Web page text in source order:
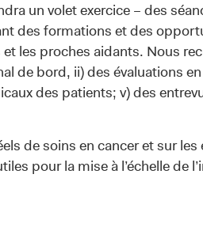
un volet exercice – des
des formations et des
les proches aidants. Nous
de bord, ii) des évaluations
des patients; v) des
de soins en cancer et sur
pour la mise à l’échelle de